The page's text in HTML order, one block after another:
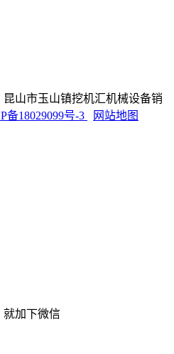
山市玉山镇挖机汇机械设备销
备18029099号-3 网站地图
就加下微信